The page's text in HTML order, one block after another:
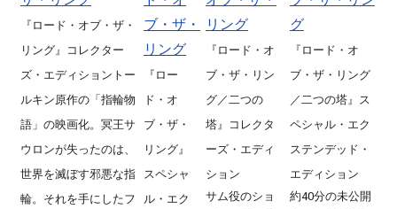
『ロード・オブ・ザ・
リング』コレクター
ズ・エディショントー
ルキン原作の「指輪物
語」の映画化。冥王サ
ウロンが失ったのは、
世界を滅ぼす邪悪な指
輪。それを手にしたフ
『ロー
ド・オ
ブ・ザ・
リング』
スペシャ
ル・エク
『ロード・オ
ブ・ザ・リン
グ／二つの
塔』コレクタ
ーズ・エディ
ション
サム役のショ
『ロード・オ
ブ・ザ・リング
／二つの塔』ス
ペシャル・エク
ステンデッド・
エディション
約40分の未公開